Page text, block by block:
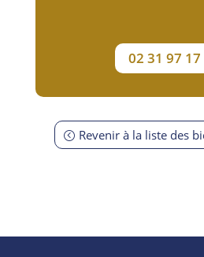
02 31 97 17
Revenir à la liste des